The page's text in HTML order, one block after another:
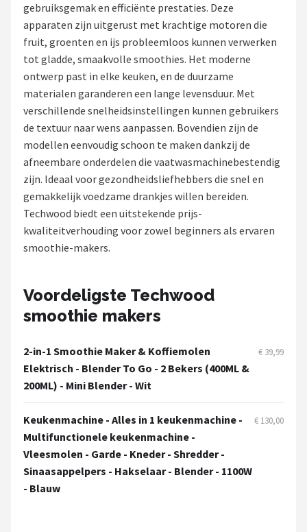
Keukenmachines
Staafmixers
Juicers
Shop
Kenwood
Moulinex
KitchenAid
Braun
Bartscher
Nutribullet
KitchenBrothers
Philips
gebruiksgemak en efficiënte prestaties. Deze
apparaten zijn uitgerust met krachtige motoren die
fruit, groenten en ijs probleemloos kunnen verwerken
tot gladde, smaakvolle smoothies. Het moderne
ontwerp past in elke keuken, en de duurzame
materialen garanderen een lange levensduur. Met
verschillende snelheidsinstellingen kunnen gebruikers
de textuur naar wens aanpassen. Bovendien zijn de
modellen eenvoudig schoon te maken dankzij de
afneembare onderdelen die vaatwasmachinebestendig
zijn. Ideaal voor gezondheidsliefhebbers die snel en
gemakkelijk voedzame drankjes willen bereiden.
Techwood biedt een uitstekende prijs-
kwaliteitverhouding voor zowel beginners als ervaren
smoothie-makers.
Voordeligste Techwood
smoothie makers
2-in-1 Smoothie Maker & Koffiemolen
Elektrisch - Blender To Go - 2 Bekers (400ML &
200ML) - Mini Blender - Wit
€ 39,99
Keukenmachine - Alles in 1 keukenmachine -
Multifunctionele keukenmachine -
Vleesmolen - Garde - Kneder - Shredder -
Sinaasappelpers - Hakselaar - Blender - 1100W
- Blauw
€ 130,00